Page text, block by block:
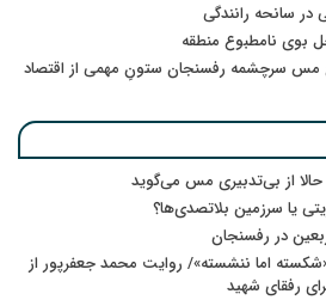
بوی نامطبوع منطقه
سرچشمه رفسنجان ستونِ مهمی از اقتصاد
از بی‌تدبیری مس می‌گوید
یا سرزمین بلاتصدی‌ها؟
در رفسنجان
اما ننشسته»/ روایت محمد جعفرپور از